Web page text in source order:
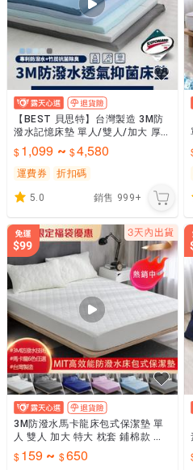
【BEST 貝思特】台灣製造 3M防
潑水記憶床墊 單人/雙人/加大 厚
度5cm/10cm 透氣抑菌 折疊/摺疊
可拆洗
1,099 ~ 4,580
運費券 折扣碼
5.0 銷售 999+
3M防潑水馬卡龍床包式保潔墊 單
人 雙人 加大 特大 枕套 鋪棉款 高
度35cm 日本抗菌 BEST寢飾
159 ~ 650